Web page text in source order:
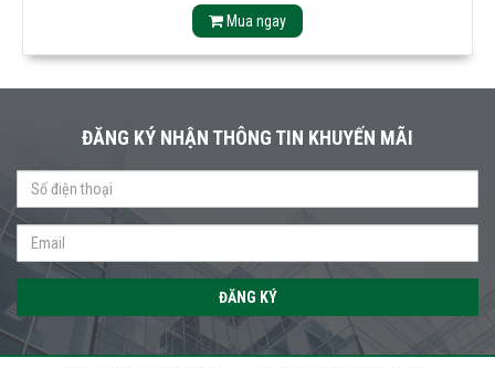
Mua ngay
ĐĂNG KÝ NHẬN THÔNG TIN KHUYẾN MÃI
ĐĂNG KÝ